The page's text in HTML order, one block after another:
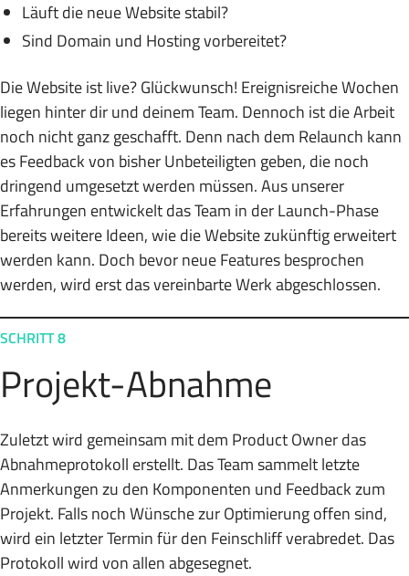
Läuft die neue Website stabil?
Sind Domain und Hosting vorbereitet?
Die Website ist live? Glückwunsch! Ereignisreiche Wochen
liegen hinter dir und deinem Team. Dennoch ist die Arbeit
noch nicht ganz geschafft. Denn nach dem Relaunch kann
es Feedback von bisher Unbeteiligten geben, die noch
dringend umgesetzt werden müssen. Aus unserer
Erfahrungen entwickelt das Team in der Launch-Phase
bereits weitere Ideen, wie die Website zukünftig erweitert
werden kann. Doch bevor neue Features besprochen
werden, wird erst das vereinbarte Werk abgeschlossen.
SCHRITT 8
Projekt-Abnahme
Zuletzt wird gemeinsam mit dem Product Owner das
Abnahmeprotokoll erstellt. Das Team sammelt letzte
Anmerkungen zu den Komponenten und Feedback zum
Projekt. Falls noch Wünsche zur Optimierung offen sind,
wird ein letzter Termin für den Feinschliff verabredet. Das
Protokoll wird von allen abgesegnet.